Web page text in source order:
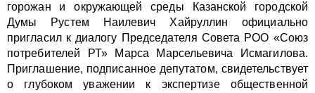
горожан и окружающей среды Казанской городской
Думы Рустем Наилевич Хайруллин официально
пригласил к диалогу Председателя Совета РОО «Союз
потребителей РТ» Марса Марсельевича Исмагилова.
Приглашение, подписанное депутатом, свидетельствует
о глубоком уважении к экспертизе общественной